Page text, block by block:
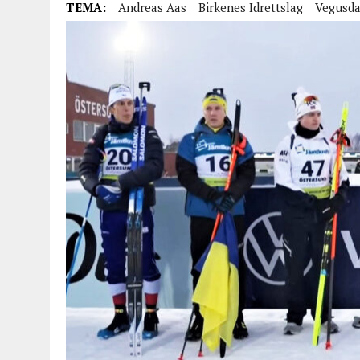
TEMA: Andreas Aas Birkenes Idrettslag